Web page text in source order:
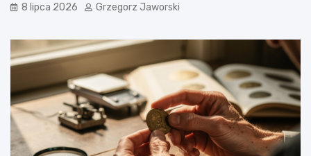
8 lipca 2026 Grzegorz Jaworski